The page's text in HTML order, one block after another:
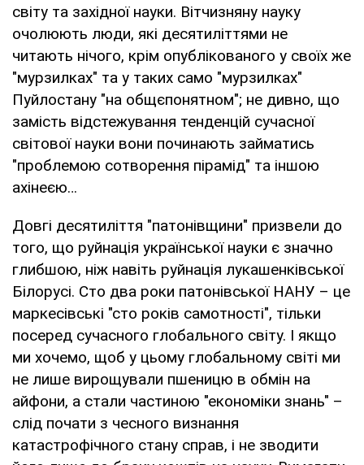
світу та західної науки. Вітчизняну науку
очолюють люди, які десятиліттями не
читають нічого, крім опублікованого у своїх же
"мурзилках" та у таких само "мурзилках"
Пуйлостану "на общєпонятном"; не дивно, що
замість відстежування тенденцій сучасної
світової науки вони починають займатись
"проблемою сотворення пірамід" та іншою
ахінеєю…
Довгі десятиліття "патонівщини" призвели до
того, що руйнація української науки є значно
глибшою, ніж навіть руйнація лукашенківської
Білорусі. Сто два роки патонівської НАНУ – це
маркесівські "сто років самотності", тільки
посеред сучасного глобального світу. І якщо
ми хочемо, щоб у цьому глобальному світі ми
не лише вирощували пшеницю в обмін на
айфони, а стали частиною "економіки знань" –
слід почати з чесного визнання
катастрофічного стану справ, і не зводити